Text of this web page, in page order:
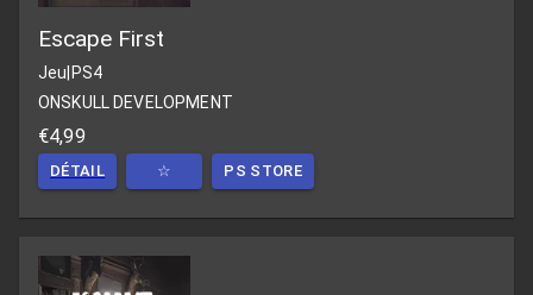
Escape First
Jeu PS4
ONSKULL DEVELOPMENT
€4,99
DÉTAIL ☆ PS STORE